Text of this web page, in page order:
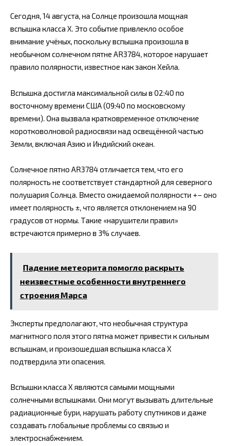
Сегодня, 14 августа, на Солнце произошла мощная
вспышка класса X. Это событие привлекло особое
внимание учёных, поскольку вспышка произошла в
необычном солнечном пятне AR3784, которое нарушает
правило полярности, известное как закон Хейла.
Вспышка достигла максимальной силы в 02:40 по
восточному времени США (09:40 по московскому
времени). Она вызвала кратковременное отключение
коротковолновой радиосвязи над освещённой частью
Земли, включая Азию и Индийский океан.
Солнечное пятно AR3784 отличается тем, что его
полярность не соответствует стандартной для северного
полушария Солнца. Вместо ожидаемой полярности +– оно
имеет полярность ±, что является отклонением на 90
градусов от нормы. Такие «нарушители правил»
встречаются примерно в 3% случаев.
Падение метеорита помогло раскрыть
неизвестные особенности внутреннего
строения Марса
Эксперты предполагают, что необычная структура
магнитного поля этого пятна может привести к сильным
вспышкам, и произошедшая вспышка класса X
подтвердила эти опасения.
Вспышки класса X являются самыми мощными
солнечными вспышками. Они могут вызывать длительные
радиационные бури, нарушать работу спутников и даже
создавать глобальные проблемы со связью и
электроснабжением.